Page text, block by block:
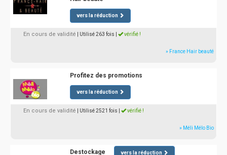
vers la réduction
En cours de validité | Utilisé 263 fois vérifié !
» France Hair beauté
Profitez des promotions
vers la réduction
En cours de validité | Utilisé 2521 fois vérifié !
» Méli Mélo Bio
Destockage vers la réduction